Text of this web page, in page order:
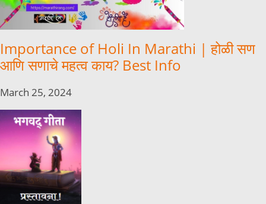
Importance of Holi In Marathi | होळी सण
आणि सणाचे महत्व काय? Best Info
March 25, 2024